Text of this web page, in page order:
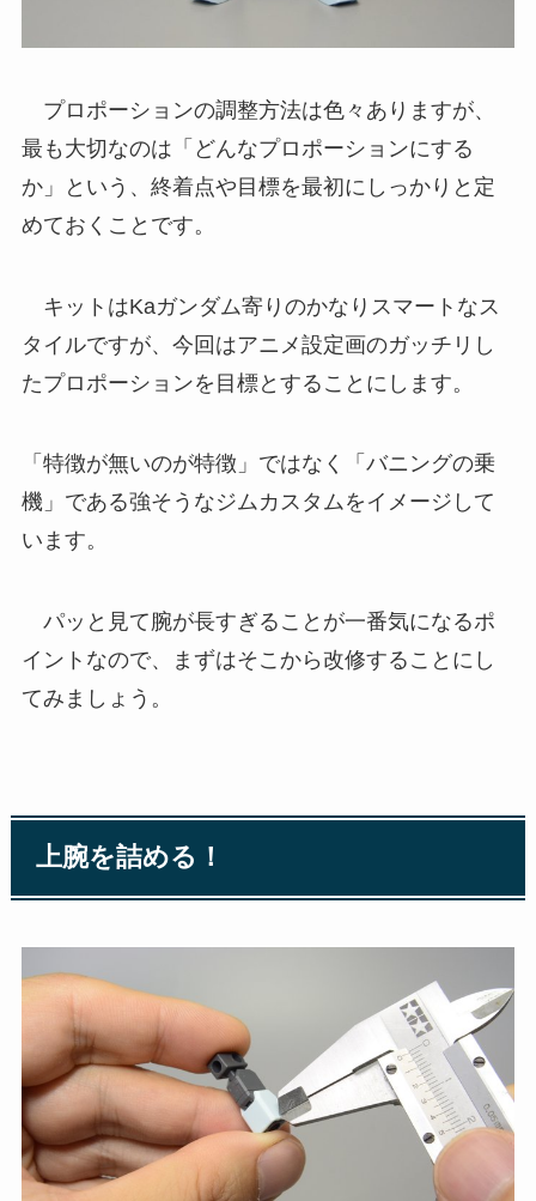
プロポーションの調整方法は色々ありますが、
最も大切なのは「どんなプロポーションにする
か」という、終着点や目標を最初にしっかりと定
めておくことです。
キットはKaガンダム寄りのかなりスマートなス
タイルですが、今回はアニメ設定画のガッチリし
たプロポーションを目標とすることにします。
「特徴が無いのが特徴」ではなく「バニングの乗
機」である強そうなジムカスタムをイメージして
います。
パッと見て腕が長すぎることが一番気になるポ
イントなので、まずはそこから改修することにし
てみましょう。
上腕を詰める！